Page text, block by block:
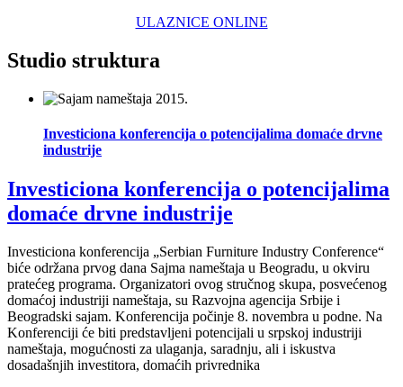
ULAZNICE ONLINE
Studio struktura
Investiciona konferencija o potencijalima domaće drvne
industrije
Investiciona konferencija o potencijalima
domaće drvne industrije
Investiciona konferencija „Serbian Furniture Industry Conference“
biće održana prvog dana Sajma nameštaja u Beogradu, u okviru
pratećeg programa. Organizatori ovog stručnog skupa, posvećenog
domaćoj industriji nameštaja, su Razvojna agencija Srbije i
Beogradski sajam. Konferencija počinje 8. novembra u podne. Na
Konferenciji će biti predstavljeni potencijali u srpskoj industriji
nameštaja, mogućnosti za ulaganja, saradnju, ali i iskustva
dosadašnjih investitora, domaćih privrednika